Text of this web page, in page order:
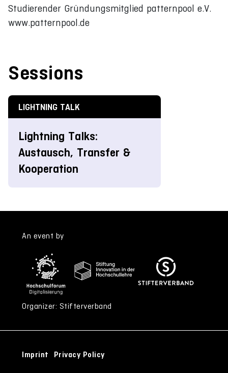
Studierender Gründungsmitglied patternpool e.V.
www.patternpool.de
Sessions
LIGHTNING TALK
Lightning Talks:
Austausch, Transfer &
Kooperation
An event by
Organizer: Stifterverband
Imprint Privacy Policy